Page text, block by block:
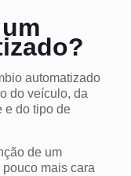
automatizado
do veículo, da
e do tipo de
de um
mais cara